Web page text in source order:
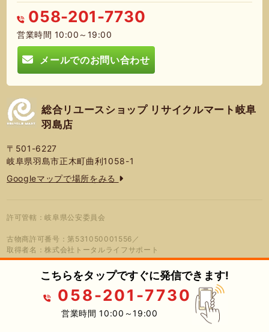
058-201-7730
営業時間 10:00～19:00
メールでのお問い合わせ
総合リユースショップ リサイクルマート岐阜
羽島店
〒501-6227
岐阜県羽島市正木町曲利1058-1
Googleマップで場所をみる
許可管轄：岐阜県公安委員会
古物商許可番号：第531050001556／
取得者名：株式会社トータルライフサポート
プライバシーポリシー 蓮営会社
© 2026年 総合リユースショップ リサ
イクルマート岐阜羽島店
こちらをタップですぐに発信できます!
058-201-7730
営業時間 10:00～19:00